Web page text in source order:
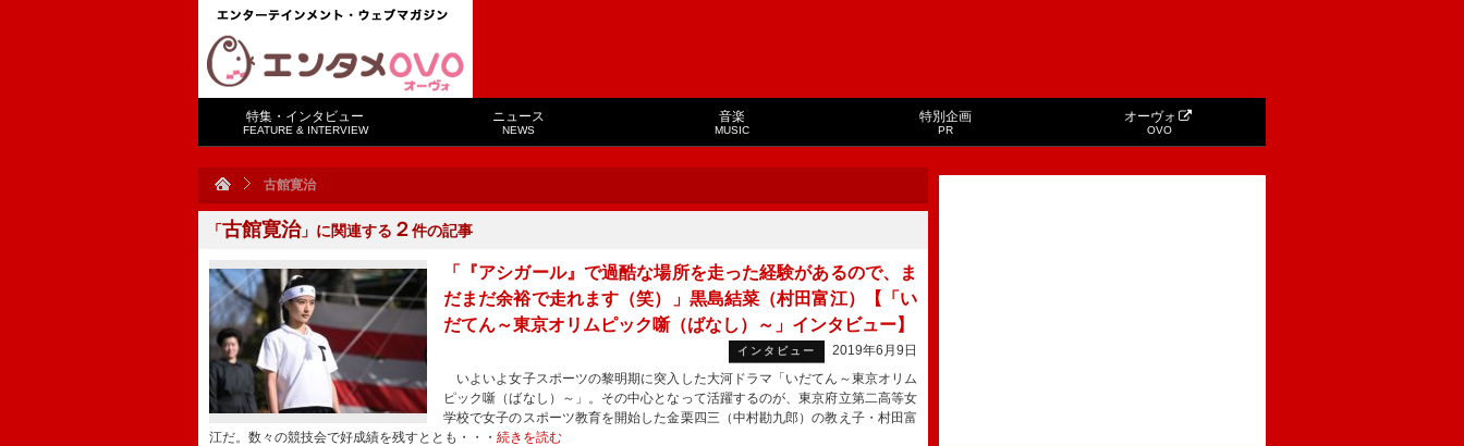
特集・インタビュー
FEATURE & INTERVIEW
ニュース
NEWS
音楽
MUSIC
特別企画
PR
オーヴォ
OVO
古館寛治
「古館寛治」に関連する ２件の記事
「『アシガール』で過酷な場所を走った経験があるので、ま
だまだ余裕で走れます（笑）」黒島結菜（村田富江）【「い
だてん～東京オリムピック噺（ばなし）～」インタビュー】
インタビュー
2019年6月9日
いよいよ女子スポーツの黎明期に突入した大河ドラマ「いだてん～東京オリム
ピック噺（ばなし）～」。その中心となって活躍するのが、東京府立第二高等女
学校で女子のスポーツ教育を開始した金栗四三（中村勘九郎）の教え子・村田富
江だ。数々の競技会で好成績を残すととも・・・ 続きを読む